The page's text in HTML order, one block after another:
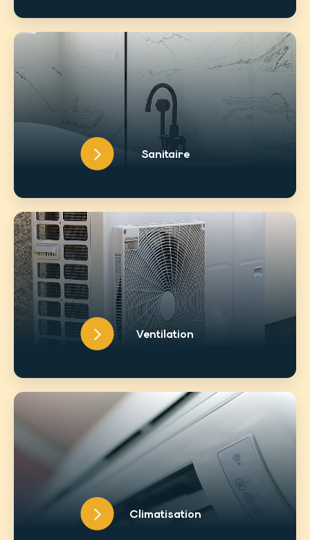
Sanitaire
Ventilation
Climatisation